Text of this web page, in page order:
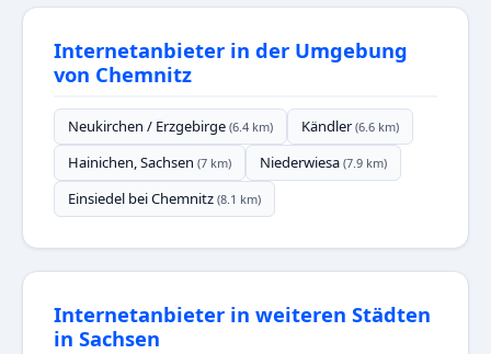
Internetanbieter in der Umgebung
von Chemnitz
Neukirchen / Erzgebirge (6.4 km) Kändler(6.6 km)
Hainichen, Sachsen (7 km) Niederwiesa (7.9 km)
Einsiedel bei Chemnitz (8.1 km)
Internetanbieter in weiteren Städten
in Sachsen